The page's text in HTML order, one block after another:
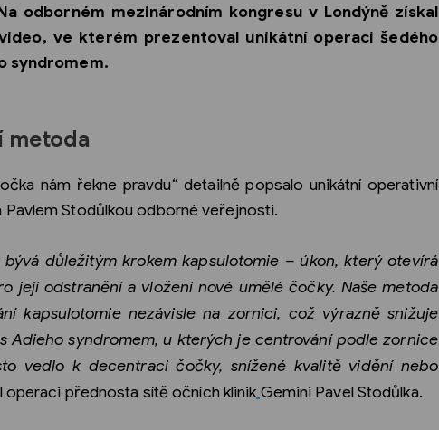
odborném mezinárodním kongresu v Londýně získal
ve kterém prezentoval unikátní operaci šedého
syndromem.
metoda
nám řekne pravdu“ detailně popsalo unikátní operativní
Stodůlkou odborné veřejnosti.
důležitým krokem kapsulotomie – úkon, který otevírá
její odstranění a vložení nové umělé čočky. Naše metoda
kapsulotomie nezávisle na zornici, což výrazně snižuje
Adieho syndromem, u kterých je centrování podle zornice
vedlo k decentraci čočky, snížené kvalitě vidění nebo
operaci přednosta sítě očních klinik Gemini Pavel Stodůlka.